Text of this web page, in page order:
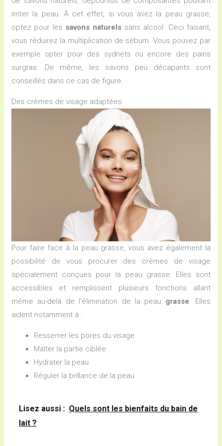
irriter la peau. À cet effet, si vous avez la peau grasse,
optez pour les savons naturels sans alcool. Ceci faisant,
vous réduirez la multiplication de sébum. Vous pouvez par
exemple opter pour des sydnets ou encore des pains
surgras. De même, les savons peu décapants sont
conseillés dans ce cas de figure.
Des crèmes de visage adaptées
Pour faire face à la peau grasse, vous avez également la
possibilité de vous procurer des crèmes de visage
spécialement conçues pour la peau grasse. Elles sont
accessibles et remplissent plusieurs fonctions allant
même au-delà de l’élimination de la peau grasse. Elles
aident notamment à :
Resserrer les pores du visage
Malter la partie ciblée
Hydrater la peau
Réguler la brillance de la peau
Lisez aussi : Quels sont les bienfaits du bain de
lait ?